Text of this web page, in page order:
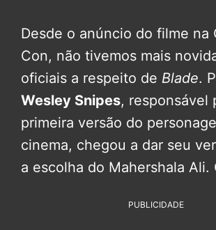
Desde o anúncio do filme na
Con, não tivemos mais
oficiais a respeito de Blade.
Wesley Snipes, responsável
primeira versão do
cinema, chegou a dar seu
a escolha do Mahershala Ali.
PUBLICIDADE